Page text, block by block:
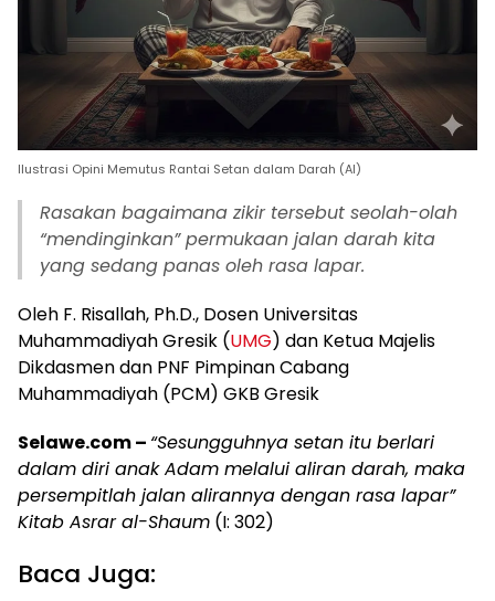
Ilustrasi Opini Memutus Rantai Setan dalam Darah (AI)
Rasakan bagaimana zikir tersebut seolah-olah
“mendinginkan” permukaan jalan darah kita
yang sedang panas oleh rasa lapar.
Oleh F. Risallah, Ph.D., Dosen Universitas
Muhammadiyah Gresik (UMG) dan Ketua Majelis
Dikdasmen dan PNF Pimpinan Cabang
Muhammadiyah (PCM) GKB Gresik
Selawe.com – “Sesungguhnya setan itu berlari
dalam diri anak Adam melalui aliran darah, maka
persempitlah jalan alirannya dengan rasa lapar”
Kitab Asrar al-Shaum (I: 302)
Baca Juga: